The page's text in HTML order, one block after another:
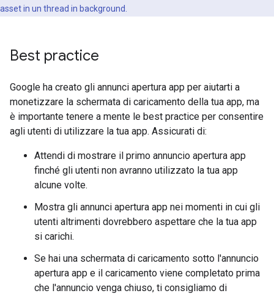
asset in un thread in background.
Best practice
Google ha creato gli annunci apertura app per aiutarti a
monetizzare la schermata di caricamento della tua app, ma
è importante tenere a mente le best practice per consentire
agli utenti di utilizzare la tua app. Assicurati di:
Attendi di mostrare il primo annuncio apertura app
finché gli utenti non avranno utilizzato la tua app
alcune volte.
Mostra gli annunci apertura app nei momenti in cui gli
utenti altrimenti dovrebbero aspettare che la tua app
si carichi.
Se hai una schermata di caricamento sotto l'annuncio
apertura app e il caricamento viene completato prima
che l'annuncio venga chiuso, ti consigliamo di